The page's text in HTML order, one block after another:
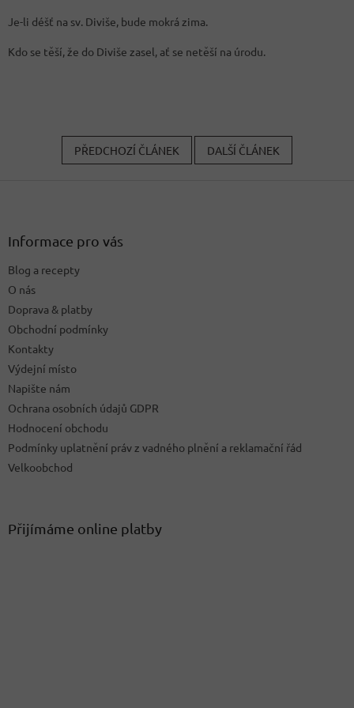
Je-li déšť na sv. Diviše, bude mokrá zima.
Kdo se těší, že do Diviše zasel, ať se netěší na úrodu.
PŘEDCHOZÍ ČLÁNEK DALŠÍ ČLÁNEK
Informace pro vás
Blog a recepty
O nás
Doprava & platby
Obchodní podmínky
Kontakty
Výdejní místo
Napište nám
Ochrana osobních údajů GDPR
Hodnocení obchodu
Podmínky uplatnění práv z vadného plnění a reklamační řád
Velkoobchod
Přijímáme online platby